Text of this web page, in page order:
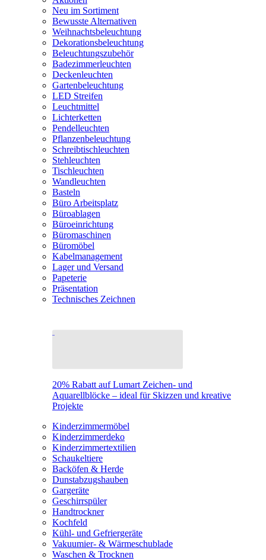
Neu im Sortiment
Bewusste Alternativen
Weihnachtsbeleuchtung
Dekorationsbeleuchtung
Beleuchtungszubehör
Badezimmerleuchten
Deckenleuchten
Gartenbeleuchtung
LED Streifen
Leuchtmittel
Lichterketten
Pendelleuchten
Pflanzenbeleuchtung
Schreibtischleuchten
Stehleuchten
Tischleuchten
Wandleuchten
Basteln
Büro Arbeitsplatz
Büroablagen
Büroeinrichtung
Büromaschinen
Büromöbel
Kabelmanagement
Lager und Versand
Papeterie
Präsentation
Technisches Zeichnen
20% Rabatt auf Lumart Zeichen- und
Aquarellblöcke – ideal für Skizzen und kreative
Projekte
Kinderzimmermöbel
Kinderzimmerdeko
Kinderzimmertextilien
Schaukeltiere
Backöfen & Herde
Dunstabzugshauben
Gargeräte
Geschirrspüler
Handtrockner
Kochfeld
Kühl- und Gefriergeräte
Vakuumier- & Wärmeschublade
Waschen & Trocknen